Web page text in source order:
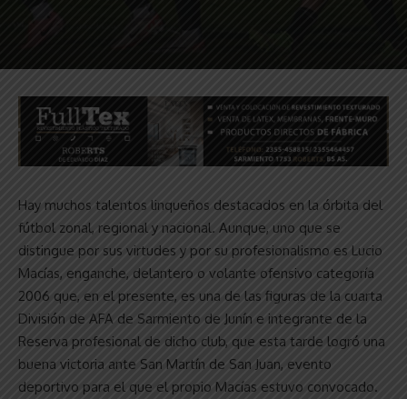
Hay muchos talentos linqueños destacados en la órbita del
fútbol zonal, regional y nacional. Aunque, uno que se
distingue por sus virtudes y por su profesionalismo es Lucio
Macías, enganche, delantero o volante ofensivo categoría
2006 que, en el presente, es una de las figuras de la cuarta
División de AFA de Sarmiento de Junín e integrante de la
Reserva profesional de dicho club, que esta tarde logró una
buena victoria ante San Martín de San Juan, evento
deportivo para el que el propio Macías estuvo convocado.